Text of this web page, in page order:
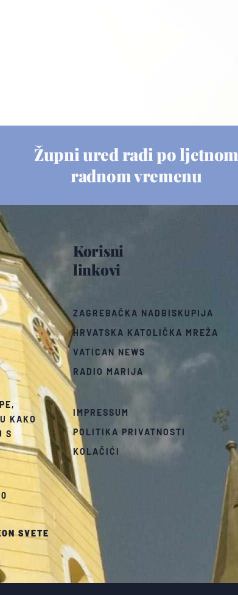
Župni ured radi po ljetnom
radnom vremenu
KAKO
S
SVETE
Korisni
linkovi
ZAGREBAČKA NADBISKUPIJA
HRVATSKA KATOLIČKA MREŽA
VATICAN NEWS
RADIO MARIJA
IMPRESSUM
POLITIKA PRIVATNOSTI
KOLAČIĆI